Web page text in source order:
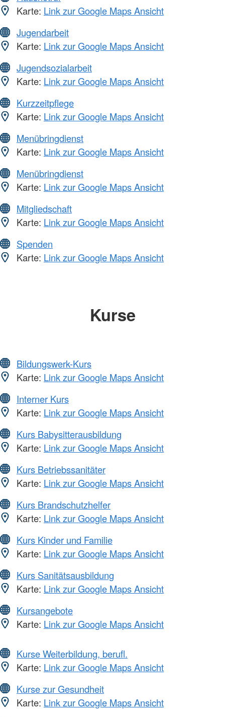
Karte: Link zur Google Maps Ansicht
Jugendarbeit
Karte: Link zur Google Maps Ansicht
Jugendsozialarbeit
Karte: Link zur Google Maps Ansicht
Kurzzeitpflege
Karte: Link zur Google Maps Ansicht
Menübringdienst
Karte: Link zur Google Maps Ansicht
Menübringdienst
Karte: Link zur Google Maps Ansicht
Mitgliedschaft
Karte: Link zur Google Maps Ansicht
Spenden
Karte: Link zur Google Maps Ansicht
Kurse
Bildungswerk-Kurs
Karte: Link zur Google Maps Ansicht
Interner Kurs
Karte: Link zur Google Maps Ansicht
Kurs Babysitterausbildung
Karte: Link zur Google Maps Ansicht
Kurs Betriebssanitäter
Karte: Link zur Google Maps Ansicht
Kurs Brandschutzhelfer
Karte: Link zur Google Maps Ansicht
Kurs Kinder und Familie
Karte: Link zur Google Maps Ansicht
Kurs Sanitätsausbildung
Karte: Link zur Google Maps Ansicht
Kursangebote
Karte: Link zur Google Maps Ansicht
Kurse Weiterbildung, berufl.
Karte: Link zur Google Maps Ansicht
Kurse zur Gesundheit
Karte: Link zur Google Maps Ansicht